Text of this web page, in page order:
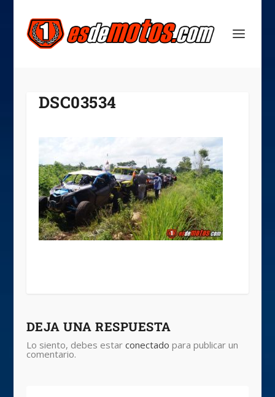
DSC03534
DEJA UNA RESPUESTA
Lo siento, debes estar conectado para publicar un
comentario.